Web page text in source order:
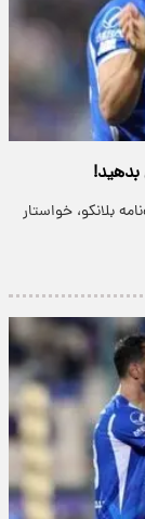
بدهید!
بلانکو، خواستار